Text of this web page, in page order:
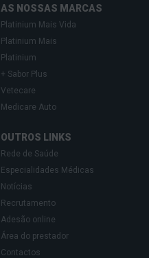
AS NOSSAS MARCAS
Platinium Mais Vida
Platinium Mais
Platinium
+ Sabor Plus
Vetecare
Medicare Auto
OUTROS LINKS
Rede de Saúde
Especialidades Médicas
Notícias
Recrutamento
Adesão online
Área do prestador
Contactos